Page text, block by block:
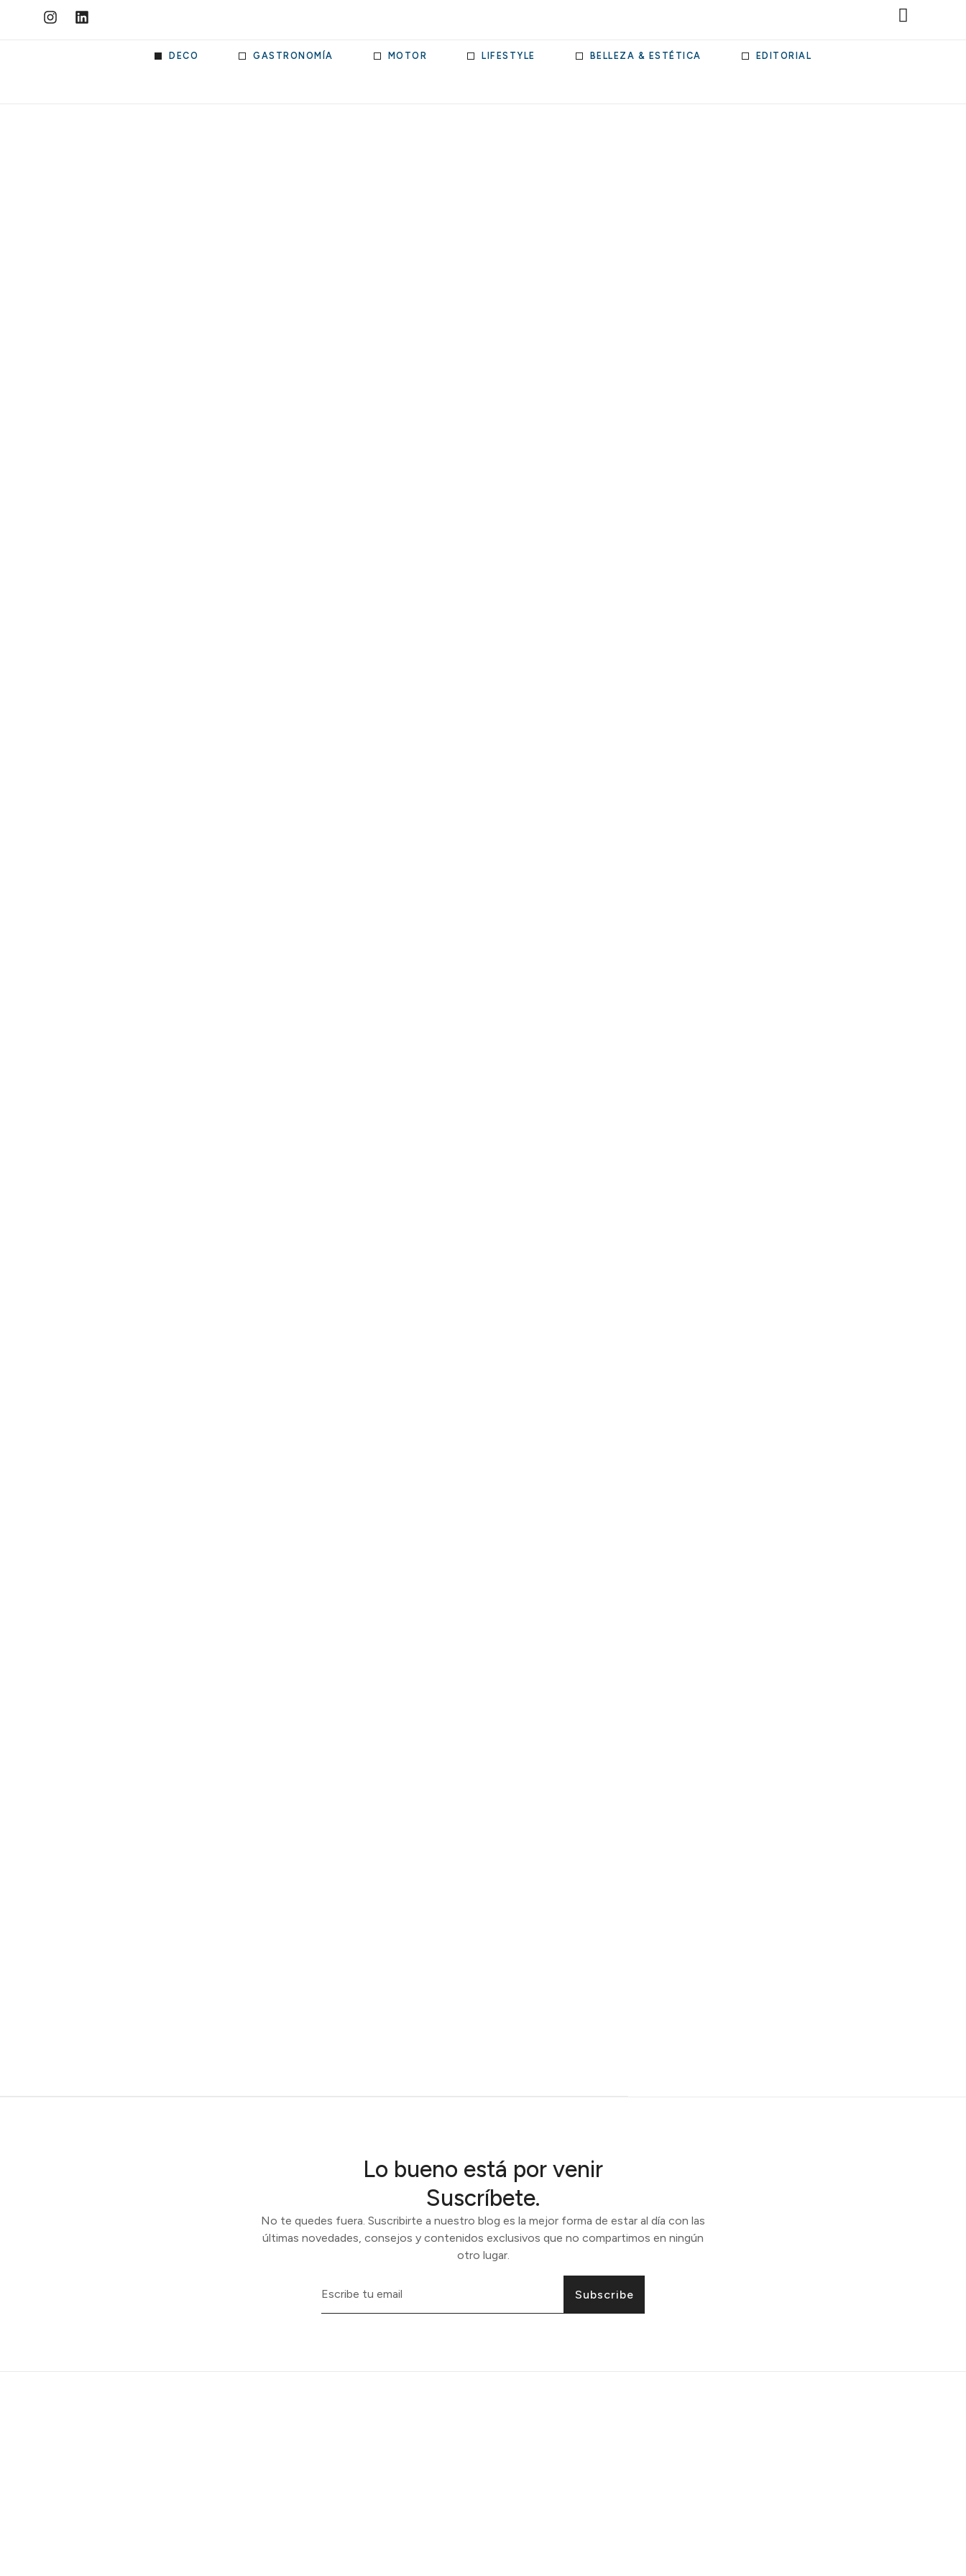
DECO GASTRONOMÍA MOTOR LIFESTYLE BELLEZA & ESTÉTICA EDITORIAL
Lo bueno está por venir
Suscríbete.
No te quedes fuera. Suscribirte a nuestro blog es la mejor forma de estar al día con las
últimas novedades, consejos y contenidos exclusivos que no compartimos en ningún
otro lugar.
Subscribe